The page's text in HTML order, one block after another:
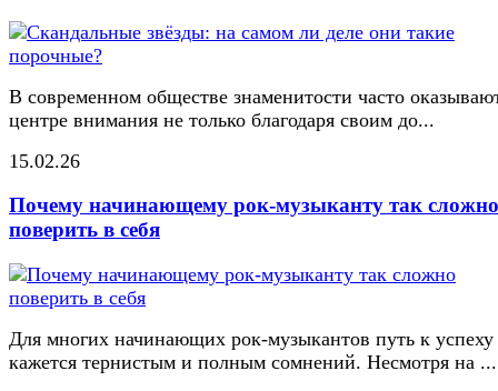
В современном обществе знаменитости часто
центре внимания не только благодаря своим до...
15.02.26
Почему начинающему рок-музыканту так сложно
поверить в себя
Для многих начинающих рок-музыкантов путь к успеху
кажется тернистым и полным сомнений. Несмотря на ...